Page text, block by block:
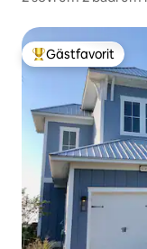
Populär gästfavorit
Gästfavorit